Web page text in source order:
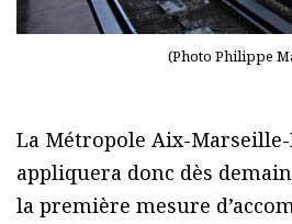
(Photo Philippe
La Métropole Aix-Marseille-
appliquera donc dès
la première mesure